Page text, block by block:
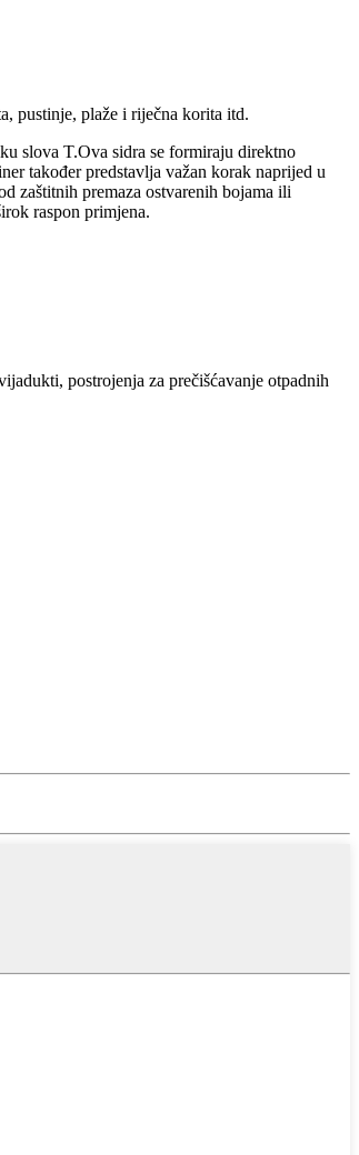
pustinje, plaže i riječna korita itd.
slova T.Ova sidra se formiraju direktno
također predstavlja važan korak naprijed u
zaštitnih premaza ostvarenih bojama ili
raspon primjena.
postrojenja za prečišćavanje otpadnih